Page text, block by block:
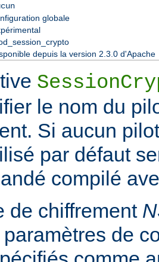
globale
depuis la version 2.3.0 d'Apache
le nom du
Si aucun
par défaut
compilé
de chiffrement
de